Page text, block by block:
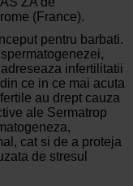
(France).
pentru barbati.
infertilitatii
ce in ce mai acuta
au drept cauza
ale Sermatrop
cat si de a proteja
de stresul